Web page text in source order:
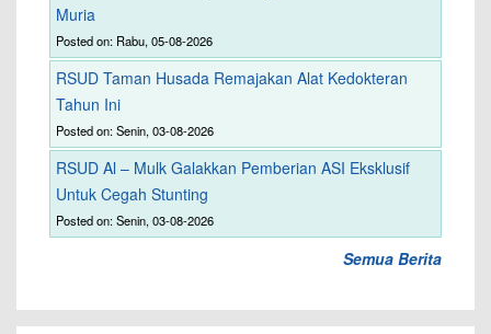
Muria
Posted on: Rabu, 05-08-2026
RSUD Taman Husada Remajakan Alat Kedokteran
Tahun Ini
Posted on: Senin, 03-08-2026
RSUD Al – Mulk Galakkan Pemberian ASI Eksklusif
Untuk Cegah Stunting
Posted on: Senin, 03-08-2026
Semua Berita